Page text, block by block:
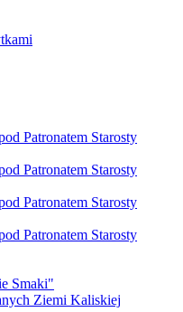
Patronatem Starosty
Patronatem Starosty
Patronatem Starosty
Patronatem Starosty
Smaki"
Ziemi Kaliskiej